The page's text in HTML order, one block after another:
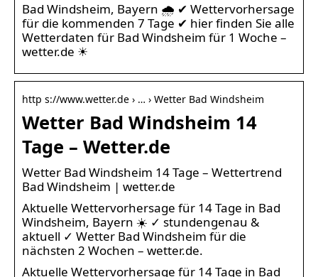
Bad Windsheim, Bayern 🌧️ ✔ Wettervorhersage
für die kommenden 7 Tage ✔ hier finden Sie alle
Wetterdaten für Bad Windsheim für 1 Woche –
wetter.de ☀
http s://www.wetter.de › … › Wetter Bad Windsheim
Wetter Bad Windsheim 14
Tage – Wetter.de
Wetter Bad Windsheim 14 Tage – Wettertrend
Bad Windsheim | wetter.de
Aktuelle Wettervorhersage für 14 Tage in Bad
Windsheim, Bayern ☀️ ✓ stundengenau &
aktuell ✓ Wetter Bad Windsheim für die
nächsten 2 Wochen – wetter.de.
Aktuelle Wettervorhersage für 14 Tage in Bad